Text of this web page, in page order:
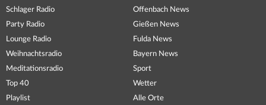
Schlager Radio
Party Radio
Lounge Radio
Weihnachtsradio
Meditationsradio
Top 40
Playlist
Offenbach News
Gießen News
Fulda News
Bayern News
Sport
Wetter
Alle Orte